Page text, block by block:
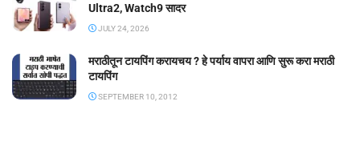
Ultra2, Watch9 सादर
JULY 24, 2026
मराठीतून टायपिंग करायचय ? हे पर्याय वापरा आणि सुरू करा मराठी
टायपिंग
SEPTEMBER 10, 2012